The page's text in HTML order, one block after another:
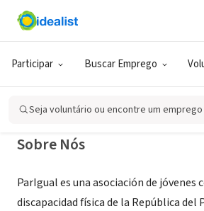
Participar Buscar Emprego
Seja voluntário ou encontre um emprego
ONG (SETOR SOCIAL)
ParIgual
Sobre Nós
ParIgual es una asociación de jóvenes
discapacidad física de la República del